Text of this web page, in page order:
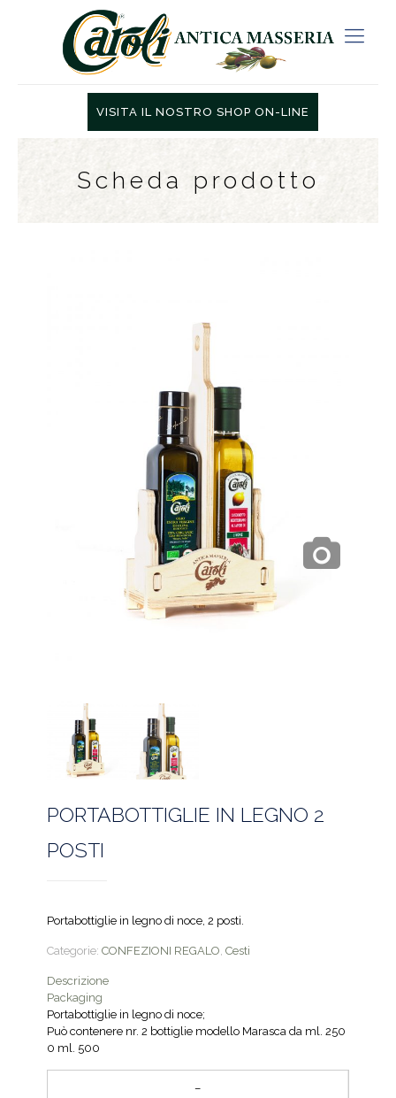
VISITA IL NOSTRO SHOP ON-LINE
Scheda prodotto
PORTABOTTIGLIE IN LEGNO 2
POSTI
Portabottiglie in legno di noce, 2 posti.
Categorie: CONFEZIONI REGALO, Cesti
Descrizione
Packaging
Portabottiglie in legno di noce;
Può contenere nr. 2 bottiglie modello Marasca da ml. 250
0 ml. 500
–